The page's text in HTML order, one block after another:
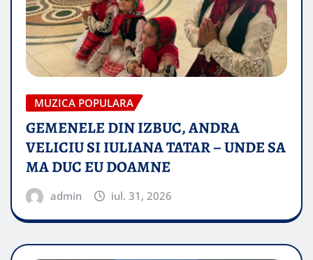
MUZICA POPULARA
GEMENELE DIN IZBUC, ANDRA
VELICIU SI IULIANA TATAR – UNDE SA
MA DUC EU DOAMNE
admin iul. 31, 2026